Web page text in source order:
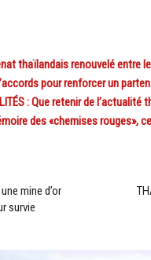
thaïlandais renouvelé entre
pour renforcer un
: Que retenir de
des «chemises
mine d’or
survie